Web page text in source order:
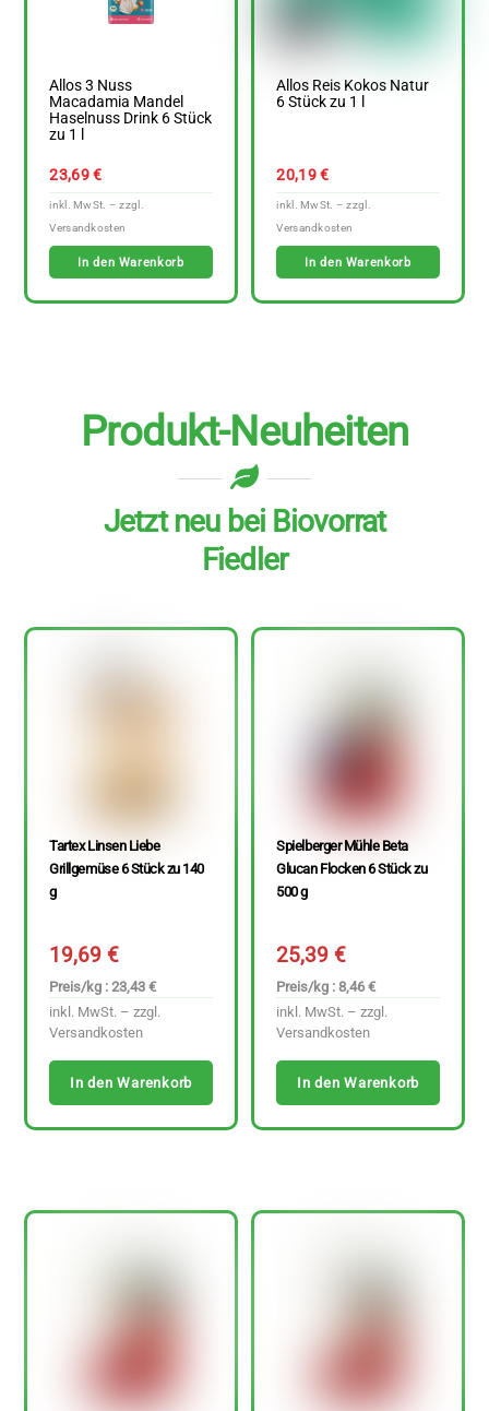
Allos 3 Nuss
Macadamia Mandel
Haselnuss Drink 6 Stück
zu 1 l
23,69€
In den Warenkorb
Allos Reis Kokos Natur
6 Stück zu 1 l
20,19€
In den Warenkorb
Produkt-Neuheiten
Jetzt neu bei Biovorrat
Fiedler
Tartex Linsen Liebe
Grillgemüse 6 Stück zu 140
g
19,69€
Preis/kg : 23,43 €
inkl. MwSt. – zzgl.
Versandkosten
In den Warenkorb
Spielberger Mühle Beta
Glucan Flocken 6 Stück zu
500 g
25,39€
Preis/kg : 8,46 €
inkl. MwSt. – zzgl.
Versandkosten
In den Warenkorb